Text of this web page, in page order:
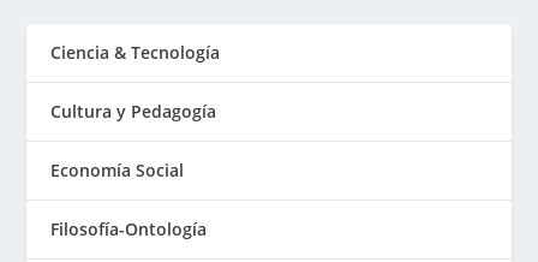
Ciencia & Tecnología
Cultura y Pedagogía
Economía Social
Filosofía-Ontología